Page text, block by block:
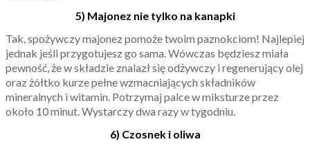
5) Majonez nie tylko na kanapki
Tak, spożywczy majonez pomoże twoim paznokciom! Najlepiej
jednak jeśli przygotujesz go sama. Wówczas będziesz miała
pewność, że w składzie znalazł się odżywczy i regenerujący olej
oraz żółtko kurze pełne wzmacniających składników
mineralnych i witamin. Potrzymaj palce w miksturze przez
około 10 minut. Wystarczy dwa razy w tygodniu.
6) Czosnek i oliwa